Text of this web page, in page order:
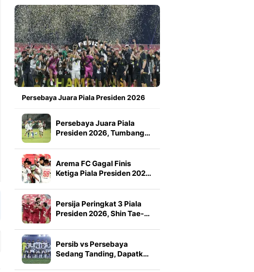
Persebaya Juara Piala Presiden 2026
Persebaya Juara Piala
Presiden 2026, Tumbang…
Arema FC Gagal Finis
Ketiga Piala Presiden 202…
Persija Peringkat 3 Piala
Presiden 2026, Shin Tae-…
Persib vs Persebaya
Sedang Tanding, Dapatk…